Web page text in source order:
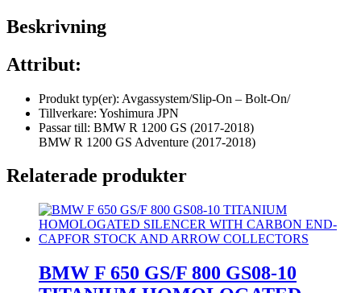
Beskrivning
Attribut:
Produkt typ(er): Avgassystem/Slip-On – Bolt-On/
Tillverkare: Yoshimura JPN
Passar till: BMW R 1200 GS (2017-2018)
BMW R 1200 GS Adventure (2017-2018)
Relaterade produkter
BMW F 650 GS/F 800 GS08-10